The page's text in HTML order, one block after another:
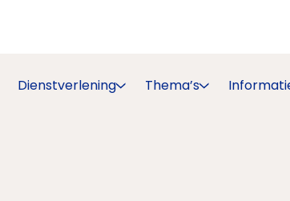
Dienstverlening Thema’s